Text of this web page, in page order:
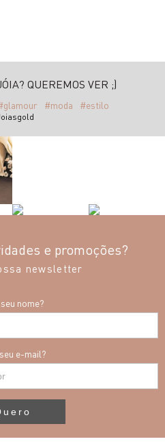
QUEREMOS VER ;)
#moda #estilo
e promoções?
newsletter
nome?
e-mail?